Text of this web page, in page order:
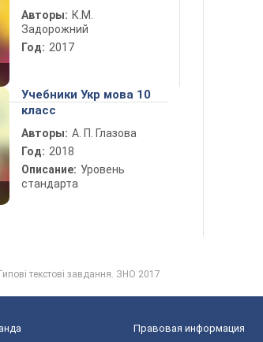
Авторы: К.М.
Задорожний
Год: 2017
Учебники Укр мова 10
класс
Авторы: А. П. Глазова
Год: 2018
Описание: Уровень
стандарта
текстові завдання. ЗНО 2017
Правовая информация